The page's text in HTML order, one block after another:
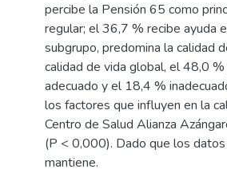
percibe la Pensión 65 como
regular; el 36,7 % recibe ayuda
subgrupo, predomina la calidad
calidad de vida global, el 48,0
adecuado y el 18,4 %
los factores que influyen en la
Centro de Salud Alianza
(P < 0,000). Dado que los
mantiene.